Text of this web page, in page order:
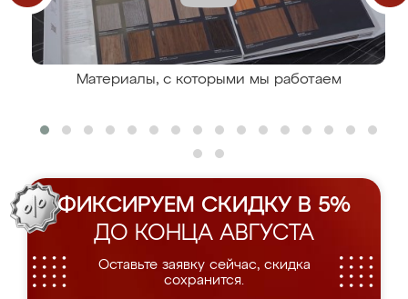
Материалы, с которыми мы работаем
ФИКСИРУЕМ СКИДКУ В 5%
ДО КОНЦА АВГУСТА
Оставьте заявку сейчас, скидка
сохранится.